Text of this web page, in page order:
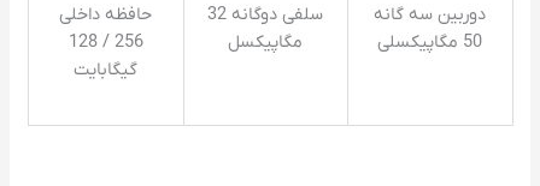
دوربین سه گانه
50 مگاپیکسلی
سلفی دوگانه 32
مگاپیکسل
حافظه داخلی
256 / 128
گیگابایت